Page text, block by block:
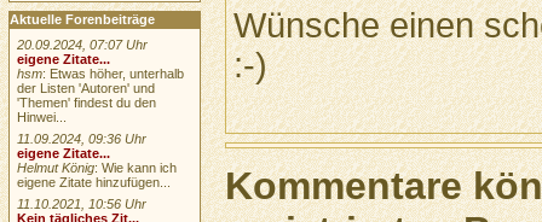
Wünsche einen
:-)
Kommentare
Aktuelle Forenbeiträge
20.09.2024, 07:07 Uhr
eigene Zitate...
hsm: Etwas höher, unterhalb
der Listen 'Autoren' und
'Themen' findest du den
Hinwei...
11.09.2024, 09:36 Uhr
eigene Zitate...
Helmut König: Wie kann ich
eigene Zitate hinzufügen...
11.10.2021, 10:56 Uhr
Kein tägliches Zit...